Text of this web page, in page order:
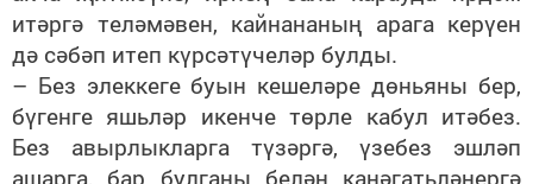
итәргә теләмәвен, кайнананың арага керүен
дә сәбәп итеп күрсәтүчеләр булды.
– Без элеккеге буын кешеләре дөньяны бер,
бүгенге яшьләр икенче төрле кабул итәбез.
Без авырлыкларга түзәргә, үзебез эшләп
ашарга, бар булганы белән канәгатьләнергә